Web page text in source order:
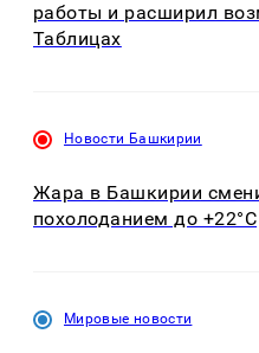
работы и расширил
Таблицах
Новости Башкирии
Жара в Башкирии
похолоданием до +22°C
Мировые новости